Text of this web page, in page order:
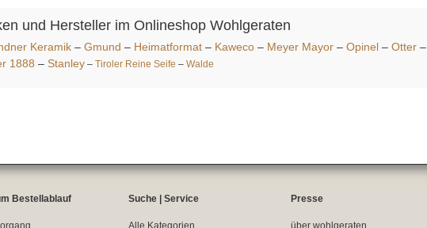
und Hersteller im Onlineshop Wohlgeraten
Keramik – Gmund – Heimatformat – Kaweco – Meyer Mayor – Opinel – Otter –
1888 – Stanley – Tiroler Reine Seife – Walde
Bestellablauf Suche | Service
Alle Kategorien
Presse
über wohlgeraten